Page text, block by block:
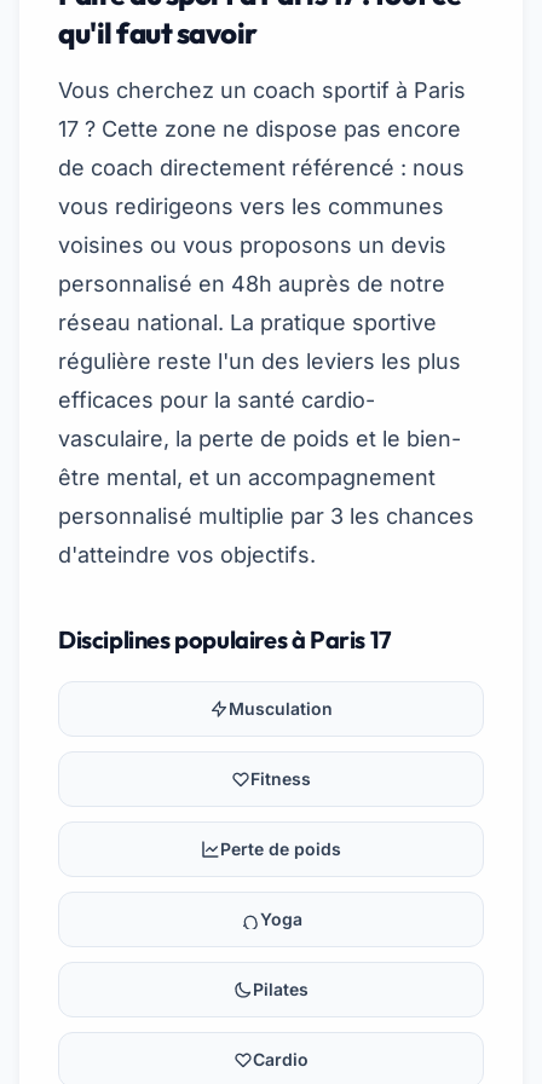
qu'il faut savoir
Vous cherchez un coach sportif à Paris
17 ? Cette zone ne dispose pas encore
de coach directement référencé : nous
vous redirigeons vers les communes
voisines ou vous proposons un devis
personnalisé en 48h auprès de notre
réseau national. La pratique sportive
régulière reste l'un des leviers les plus
efficaces pour la santé cardio-
vasculaire, la perte de poids et le bien-
être mental, et un accompagnement
personnalisé multiplie par 3 les chances
d'atteindre vos objectifs.
Disciplines populaires à Paris 17
Musculation
Fitness
Perte de poids
Yoga
Pilates
Cardio